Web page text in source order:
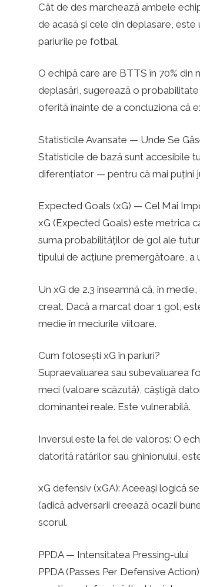
Cât de des marchează ambele
de acasă și cele din deplasare,
pariurile pe fotbal.
O echipă care are BTTS în 70% din
deplasări, sugerează o
oferită înainte de a concluziona că
Statisticile Avansate — Unde Se
Statisticile de bază sunt accesibile
diferențiator — pentru că mai puțini
Expected Goals (xG) — Cel Mai
xG (Expected Goals) este metrica
suma probabilităților de gol ale
tipului de acțiune premergătoare, a
Un xG de 2.3 înseamnă că, în
creat. Dacă a marcat doar 1 gol,
medie în meciurile viitoare.
Cum folosești xG în pariuri?
Supraevaluarea sau subevaluarea
meci (valoare scăzută), câștigă
dominanței reale. Este vulnerabilă.
Inversul este la fel de valoros: O
datorită ratărilor sau ghinionului,
xG defensiv (xGA): Aceeași logică
(adică adversarii creează ocazii
scorul.
PPDA — Intensitatea Pressing-ului
PPDA (Passes Per Defensive